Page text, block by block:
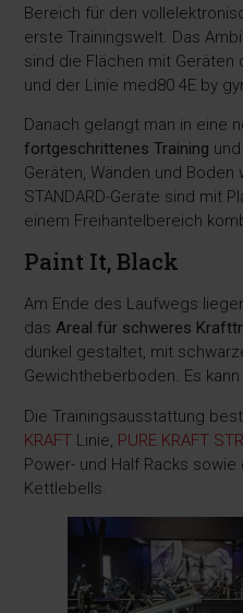
Bereich für den
erste Trainingswelt. Das
sind die Flächen mit Geräten
und der Linie med80 4E by
Danach gelangt man in eine
fortgeschrittenes Training
Geräten, Wänden und Boden
STANDARD-Geräte sind mit
einem Freihantelbereich
Paint It, Black
Am Ende des Laufwegs
dasAreal für schweres
dunkel gestaltet, mit
Gewichtheberboden. Es
Die Trainingsausstattung
KRAFT Linie, PURE KRAFT
Power- und Half Racks
Kettlebells.